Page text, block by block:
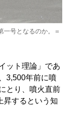
一号となるのか。＝
ット理論」であ
3,500年前に噴
とり、噴火直前
昇するという知